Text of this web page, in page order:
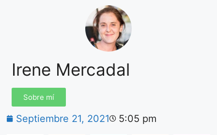
Irene Mercadal
Sobre mí
Septiembre 21, 2021 5:05 pm